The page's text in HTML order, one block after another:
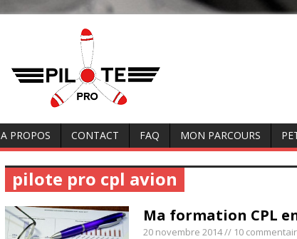
A PROPOS CONTACT FAQ MON PARCOURS
pilote pro cpl avion
Ma formation CPL
20 novembre 2014// 10